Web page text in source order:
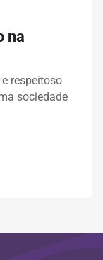
na
respeitoso
sociedade